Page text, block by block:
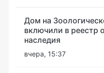
Дом на
включили в реестр
наследия
вчера, 15:37